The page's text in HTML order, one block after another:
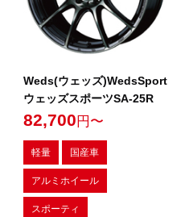
Weds(ウェッズ)WedsSport
ウェッズスポーツSA-25R
82,700 円〜
軽量 国産車
アルミホイール
スポーティ